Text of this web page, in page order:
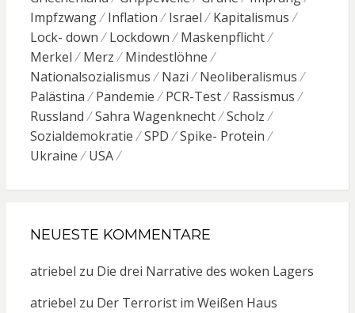
Impfzwang
Inflation Israel
Kapitalismus
Lock- down
Lockdown
Maskenpflicht
Merkel
Merz
Mindestlöhne
Nationalsozialismus
Nazi
Neoliberalismus
Palästina
Pandemie PCR-Test
Rassismus
Russland
Sahra Wagenknecht
Scholz
Sozialdemokratie
SPD
Spike- Protein
Ukraine
USA
NEUESTE KOMMENTARE
atriebel zu Die drei Narrative des woken Lagers
atriebel zu Der Terrorist im Weißen Haus